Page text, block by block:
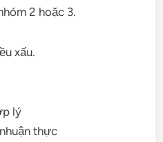
2 hoặc 3.
xấu.
lý
thực